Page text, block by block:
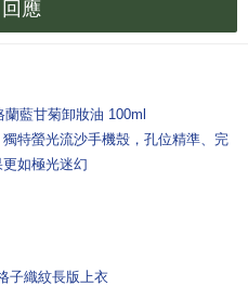
回應
蘭藍甘菊卸妝油 100ml
特螢光流沙手機殼，孔位精準、完
如極光迷幻
子織紋長版上衣